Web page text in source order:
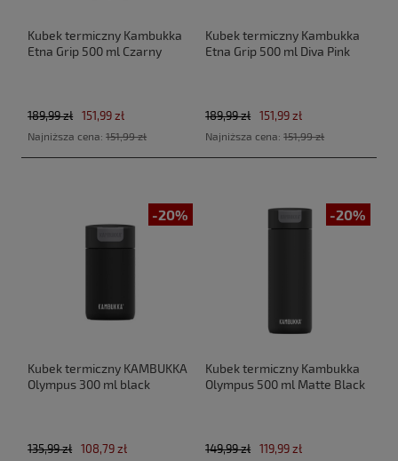
Kubek termiczny Kambukka
Etna Grip 500 ml Czarny
151,99 zł
189,99 zł
Najniższa cena:151,99 zł
Kubek termiczny Kambukka
Etna Grip 500 ml Diva Pink
151,99 zł
189,99 zł
Najniższa cena:151,99 zł
-20%
Kubek termiczny KAMBUKKA
Olympus 300 ml black
108,79 zł
135,99 zł
-20%
Kubek termiczny Kambukka
Olympus 500 ml Matte Black
119,99 zł
149,99 zł